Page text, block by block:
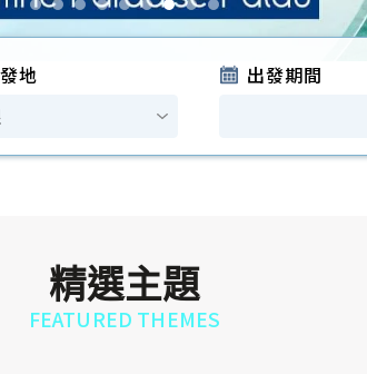
地 出發期間
精選主題
FEATURED THEMES